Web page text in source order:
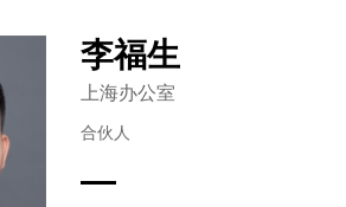
李福生
上海办公室
合伙人